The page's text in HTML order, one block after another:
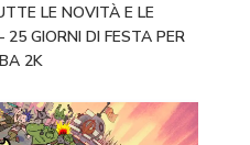
LE NOVITÀ E LE
25 GIORNI DI FESTA PER
2K